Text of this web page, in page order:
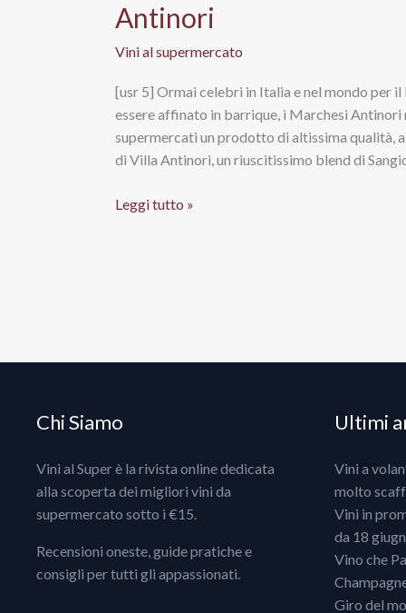
Antinori
Vini al supermercato
[usr 5] Ormai celebri in Italia e nel mondo per
essere affinato in barrique, i Marchesi Antinori
supermercati un prodotto di altissima qualità,
di Villa Antinori, un riuscitissimo blend di
Villa
Antinori
Leggi tutto »
Chi Siamo
Vini al Super è la rivista online dedicata
alla scoperta dei migliori vini da
supermercato sotto i €15.
Recensioni oneste, guide pratiche e
consigli per tutti gli appassionati.
Ultimi
Vini a
molto
Vini in
da 18
Vino che
Giro del